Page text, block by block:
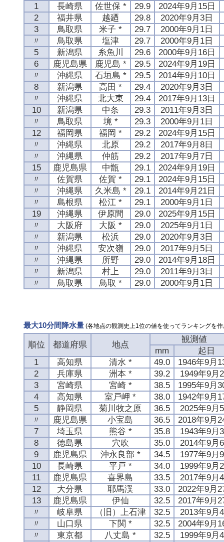
1
長崎県 佐世保 * 29.9
2024年9月15日
2
福井県 越廼 29.8
2020年9月3日
3
鳥取県 米子 * 29.7
2000年9月1日
〃
鳥取県 塩津 29.7
2000年9月1日
5
新潟県 糸魚川 29.6
2000年9月16日
6
鹿児島県 鹿児島 * 29.5
2024年9月19日
〃
沖縄県 石垣島 * 29.5
2014年9月10日
8
新潟県 高田 * 29.4
2020年9月3日
〃
沖縄県 北大東 29.4
2017年9月13日
10
新潟県 中条 29.3
2011年9月3日
〃
鳥取県 境 * 29.3
2000年9月1日
12
福岡県 福岡 * 29.2
2024年9月15日
〃
沖縄県 北原 29.2
2017年9月8日
〃
沖縄県 仲筋 29.2
2017年9月7日
15
鹿児島県 中甑 29.1
2024年9月19日
〃
佐賀県 佐賀 * 29.1
2024年9月15日
〃
沖縄県 久米島 * 29.1
2014年9月21日
〃
島根県 松江 * 29.1
2000年9月1日
19
沖縄県 伊原間 29.0
2025年9月15日
〃
大阪府 大阪 * 29.0
2025年9月1日
〃
新潟県 松浜 29.0
2020年9月3日
〃
沖縄県 安次嶺 29.0
2017年9月5日
〃
沖縄県 所野 29.0
2014年9月18日
〃
新潟県 村上 29.0
2011年9月3日
〃
鳥取県 鳥取 * 29.0 2000年9月1日
最大10分間降水量(各地点の観測史上1位の値を使ってランキングを作
順位 都道府県 地点
観測値
mm
起日
1
高知県 清水 * 49.0
1946年9月
2
兵庫県 洲本 * 39.2
1949年9月
3
宮崎県 宮崎 * 38.5
1995年9月
4
高知県 室戸岬 * 38.0
1942年9月
5
静岡県 菊川牧之原 36.5
2025年9月
〃
鹿児島県 小宝島 36.5
2018年9月
7
埼玉県 熊谷 * 35.8
1943年9月
8
徳島県 穴吹 35.0
2014年9月
9
鹿児島県 沖永良部 * 34.5
1977年9月
10
長崎県 平戸 * 34.0
1999年9月
11
鹿児島県 喜界島 33.5
2017年9月
12
大分県 耶馬渓 33.0
2022年9月
13
鹿児島県 伊仙 32.5
2017年9月
〃
岐阜県 （旧）上石津 32.5
2013年9月
〃
山口県 下関 * 32.5
2004年9月
〃
東京都 八丈島 * 32.5 1999年9月